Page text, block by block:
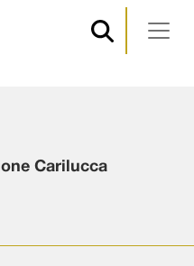
Carilucca